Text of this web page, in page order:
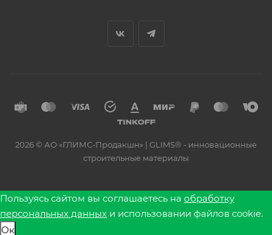
2026 © АО «ГЛИМС-Продакшн» | GLIMS® - инновационные
строительные материалы
Пользуясь сайтом вы соглашаетесь на обработку
персональных данных и использовании файлов cookie.
Ок